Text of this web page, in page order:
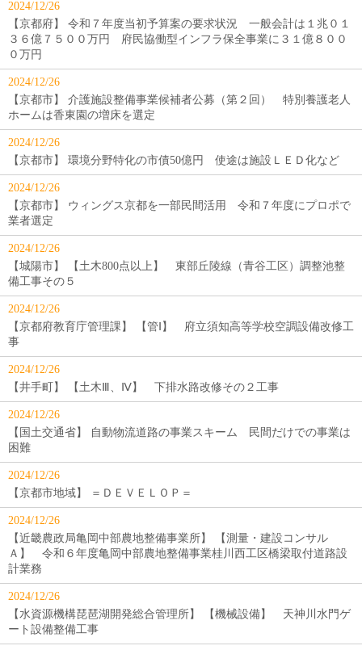
2024/12/26
【京都府】 令和７年度当初予算案の要求状況 一般会計は１兆０１
３６億７５００万円 府民協働型インフラ保全事業に３１億８００
０万円
2024/12/26
【京都市】 介護施設整備事業候補者公募（第２回） 特別養護老人
ホームは香東園の増床を選定
2024/12/26
【京都市】 環境分野特化の市債50億円 使途は施設ＬＥＤ化など
2024/12/26
【京都市】 ウィングス京都を一部民間活用 令和７年度にプロポで
業者選定
2024/12/26
【城陽市】 【土木800点以上】 東部丘陵線（青谷工区）調整池整
備工事その５
2024/12/26
【京都府教育庁管理課】 【管Ⅰ】 府立須知高等学校空調設備改修工
事
2024/12/26
【井手町】 【土木Ⅲ、Ⅳ】 下排水路改修その２工事
2024/12/26
【国土交通省】 自動物流道路の事業スキーム 民間だけでの事業は
困難
2024/12/26
【京都市地域】 ＝ＤＥＶＥＬＯＰ＝
2024/12/26
【近畿農政局亀岡中部農地整備事業所】 【測量・建設コンサル
Ａ】 令和６年度亀岡中部農地整備事業桂川西工区橋梁取付道路設
計業務
2024/12/26
【水資源機構琵琶湖開発総合管理所】 【機械設備】 天神川水門ゲ
ート設備整備工事